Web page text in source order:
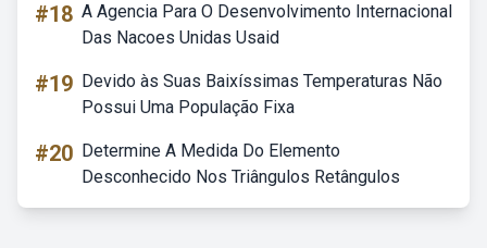
#18 A Agencia Para O Desenvolvimento Internacional
Das Nacoes Unidas Usaid
#19 Devido às Suas Baixíssimas Temperaturas Não
Possui Uma População Fixa
#20 Determine A Medida Do Elemento
Desconhecido Nos Triângulos Retângulos